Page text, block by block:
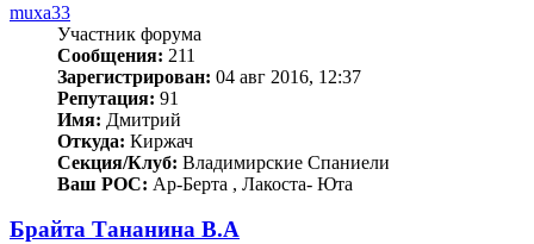
muxa33
Участник форума
Сообщения: 211
Зарегистрирован: 04 авг 2016, 12:37
Репутация: 91
Имя: Дмитрий
Откуда: Киржач
Секция/Клуб: Владимирские Спаниели
Ваш РОС: Ар-Берта , Лакоста- Юта
Брайта Тананина В.А